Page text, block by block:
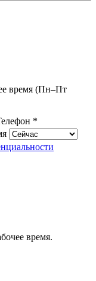
время (Пн–Пт
*
время.